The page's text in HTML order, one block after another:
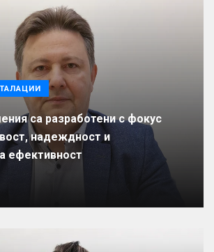
са разработени с фокус
надеждност и
ефективност